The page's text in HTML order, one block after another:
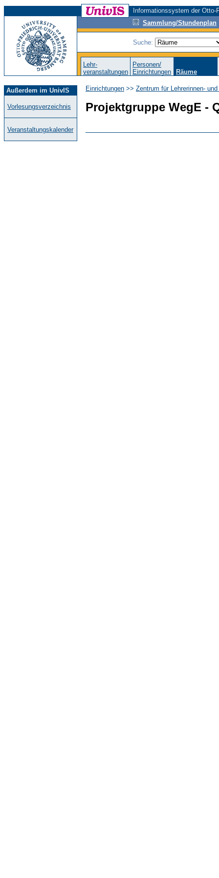
Informationssystem der
Sammlung/Stundenplan
Suche:
Lehr-
veranstaltungen
Personen/
Einrichtungen
Räume
Außerdem im UnivIS
Vorlesungsverzeichnis
Veranstaltungskalender
Einrichtungen >> Zentrum für Lehrerinnen-
Projektgruppe WegE -